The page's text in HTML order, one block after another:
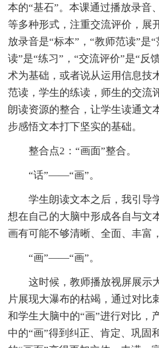
本的“基石”。本课通过播放录音
等多种形式，注重交流评价，展
放录音是“标本”，“教师范读”是
读”是“练习”，“交流评价”是“反
术为基础，或者说从运用信息技
范读，学生的练读，师生的交流
朗读资源的整合，让学生读通文
步感悟文本打下坚实的基础。
整合点2：“画面”整合。
“话”——“画”。
学生朗读文本之后，我引导
想在自己的大脑中形成各自与文
画有可能不够清晰、全面、丰富
“画”——“画”。
这时候，教师播放视屏展示
片展现大瀑布的枯竭，通过对比
和学生大脑中的“画”进行对比，
中的“画”得到纠正、肯定、巩固